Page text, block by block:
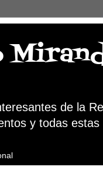
de la
y todas